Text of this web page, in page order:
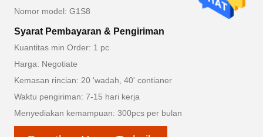
Nomor model: G1S8
Syarat Pembayaran & Pengiriman
Kuantitas min Order: 1 pc
Harga: Negotiate
Kemasan rincian: 20 'wadah, 40' contianer
Waktu pengiriman: 7-15 hari kerja
Menyediakan kemampuan: 300pcs per bulan